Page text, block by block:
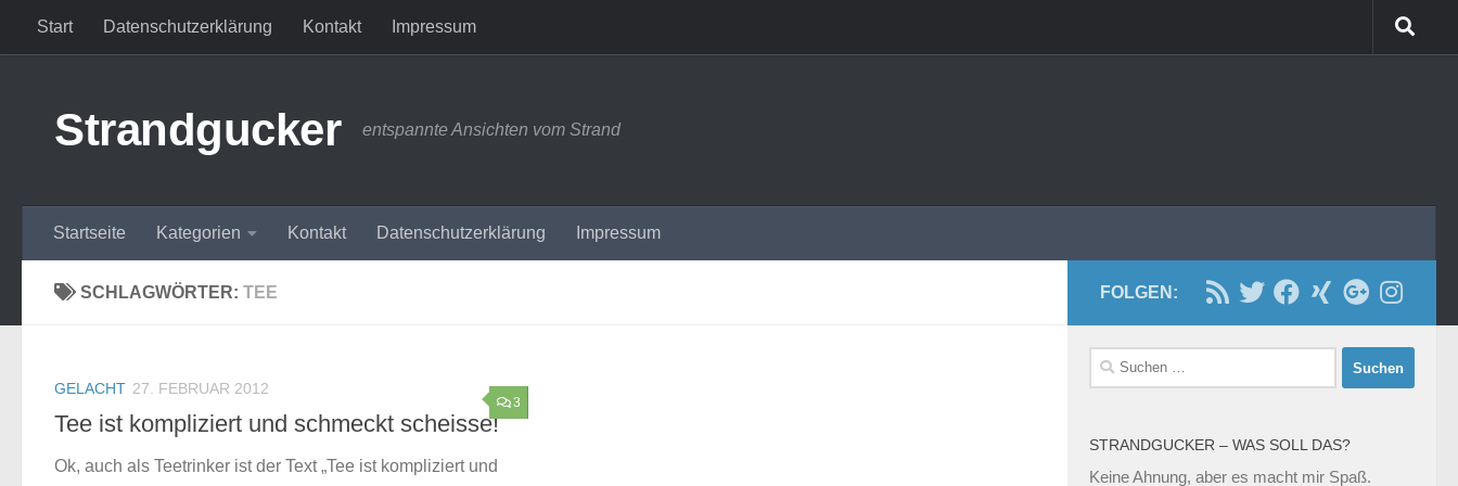
Zum Inhalt springen
Start Datenschutzerklärung Kontakt Impressum
Strandgucker entspannte Ansichten vom Strand
Startseite Kategorien Kontakt Datenschutzerklärung Impressum
SCHLAGWÖRTER: TEE
3
GELACHT 27. FEBRUAR 2012
Tee ist kompliziert und schmeckt scheisse!
Ok, auch als Teetrinker ist der Text „Tee ist kompliziert und
FOLGEN:
Suchen
nach:
STRANDGUCKER – WAS SOLL DAS?
Keine Ahnung, aber es macht mir Spaß.